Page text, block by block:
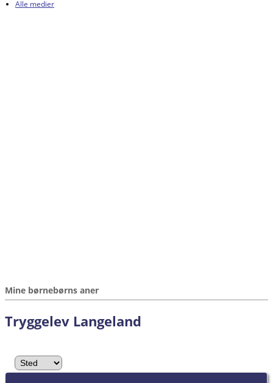
Alle medier
Mine børnebørns aner
Tryggelev Langeland